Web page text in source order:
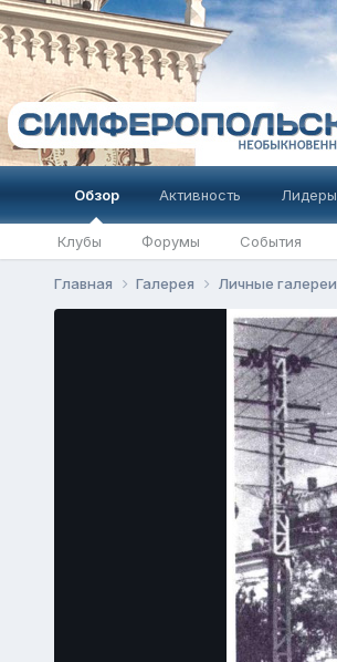
Обзор
Клубы Форумы События
Активность Лидеры
Главная Галерея Личные галереи